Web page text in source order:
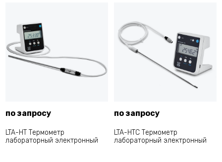
по запросу
LTA-НТ Термометр
лабораторный электронный
по запросу
LTA-НТС Термометр
лабораторный электронный